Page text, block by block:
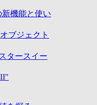
機能と使い
ブジェクト
タースイー